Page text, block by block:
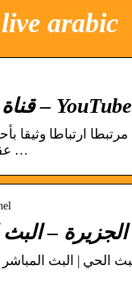
arabic
AlJazeera Arabic قناة الجزيرة – YouTube
كان تاريخ الجزيرة
عقود، تكافح لإتاحة الوصول إلى المعلومات …